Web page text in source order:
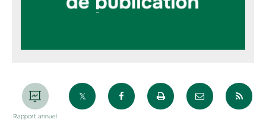
Rapport annuel
Partager sur XPartager sur Facebook
Imprimer la pageEnvoyer